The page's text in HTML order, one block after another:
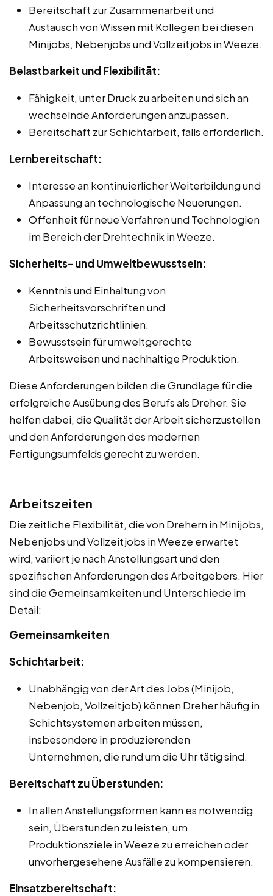
Bereitschaft zur Zusammenarbeit und
Austausch von Wissen mit Kollegen bei diesen
Minijobs, Nebenjobs und Vollzeitjobs in Weeze.
Belastbarkeit und Flexibilität:
Fähigkeit, unter Druck zu arbeiten und sich an
wechselnde Anforderungen anzupassen.
Bereitschaft zur Schichtarbeit, falls erforderlich.
Lernbereitschaft:
Interesse an kontinuierlicher Weiterbildung und
Anpassung an technologische Neuerungen.
Offenheit für neue Verfahren und Technologien
im Bereich der Drehtechnik in Weeze.
Sicherheits- und Umweltbewusstsein:
Kenntnis und Einhaltung von
Sicherheitsvorschriften und
Arbeitsschutzrichtlinien.
Bewusstsein für umweltgerechte
Arbeitsweisen und nachhaltige Produktion.
Diese Anforderungen bilden die Grundlage für die
erfolgreiche Ausübung des Berufs als Dreher. Sie
helfen dabei, die Qualität der Arbeit sicherzustellen
und den Anforderungen des modernen
Fertigungsumfelds gerecht zu werden.
Arbeitszeiten
Die zeitliche Flexibilität, die von Drehern in Minijobs,
Nebenjobs und Vollzeitjobs in Weeze erwartet
wird, variiert je nach Anstellungsart und den
spezifischen Anforderungen des Arbeitgebers. Hier
sind die Gemeinsamkeiten und Unterschiede im
Detail:
Gemeinsamkeiten
Schichtarbeit:
Unabhängig von der Art des Jobs (Minijob,
Nebenjob, Vollzeitjob) können Dreher häufig in
Schichtsystemen arbeiten müssen,
insbesondere in produzierenden
Unternehmen, die rund um die Uhr tätig sind.
Bereitschaft zu Überstunden:
In allen Anstellungsformen kann es notwendig
sein, Überstunden zu leisten, um
Produktionsziele in Weeze zu erreichen oder
unvorhergesehene Ausfälle zu kompensieren.
Einsatzbereitschaft: